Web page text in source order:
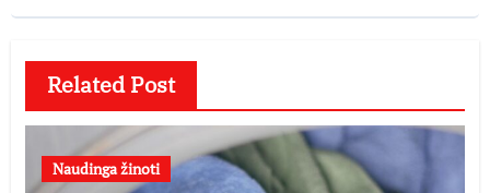
Related Post
Naudinga žinoti